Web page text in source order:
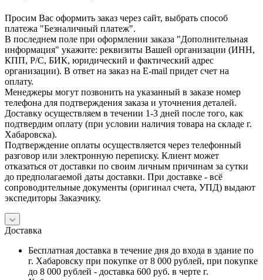
Просим Вас оформить заказ через сайт, выбрать способ
платежа "Безналичный платеж".
В последнем поле при оформлении заказа "Дополнительная
информация" укажите: реквизиты Вашей организации (ИНН,
КПП, Р/С, БИК, юридический и фактический адрес
организации). В ответ на заказ на E-mail придет счет на
оплату.
Менеджеры могут позвонить на указанный в заказе номер
телефона для подтверждения заказа и уточнения деталей.
Доставку осуществляем в течении 1-3 дней после того, как
подтвердим оплату (при условии наличия товара на складе г.
Хабаровска).
Подтверждение оплаты осуществляется через телефонный
разговор или электронную переписку. Клиент может
отказаться от доставки по своим личным причинам за сутки
до предполагаемой даты доставки. При доставке - всё
сопроводительные документы (оригинал счета, УПД) выдают
экспедиторы Заказчику.
Доставка
Бесплатная доставка в течение дня до входа в здание по
г. Хабаровску при покупке от 8 000 рублей, при покупке
до 8 000 рублей - доставка 600 руб. в черте г.